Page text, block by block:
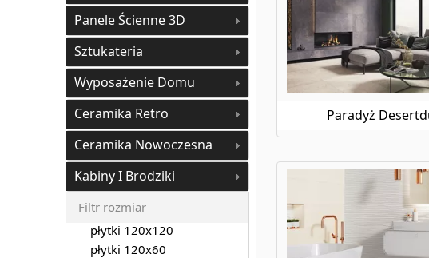
Paradyż
Paradyż Modernizm
Paradyż Monpelli
Paradyż Morning
Paradyż Natural
Paradyż Natural Rocks
Paradyż Neve
Paradyż Neve Creative
Paradyż Nightwish
Paradyż Optimal 2.0
Paradyż Path
Paradyż Pure Art
Paradyż Puris
Paradyż Ray
Paradyż Rino
Panele Ścienne 3D
Sztukateria
Wyposażenie Domu
Ceramika Retro
Ceramika Nowoczesna
Kabiny I Brodziki
Filtr rozmiar
płytki 120x120
płytki 120x60